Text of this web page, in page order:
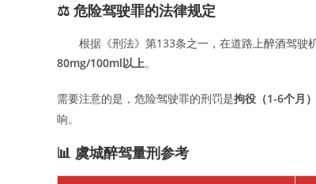
⚖️ 危险驾驶罪的法律规定
根据《刑法》第133条之一，在道路上醉酒驾驶
80mg/100ml以上。
需要注意的是，危险驾驶罪的刑罚是拘役（1-6个月）
响。
📊 虞城醉驾量刑参考